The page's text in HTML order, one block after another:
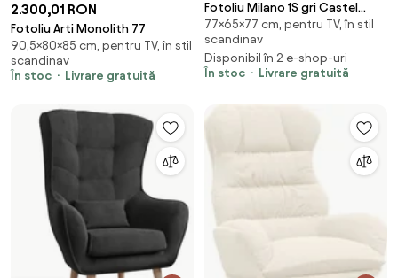
2.300,01 RON
Fotoliu Arti Monolith 77
90,5×80×85 cm, pentru TV, în stil
scandinav
În stoc
Livrare gratuită
Fotoliu Milano 1S gri Castel
93/nuc inchis
77×65×77 cm, pentru TV, în stil
scandinav
Disponibil în 2 e-shop-uri
În stoc
Livrare gratuită